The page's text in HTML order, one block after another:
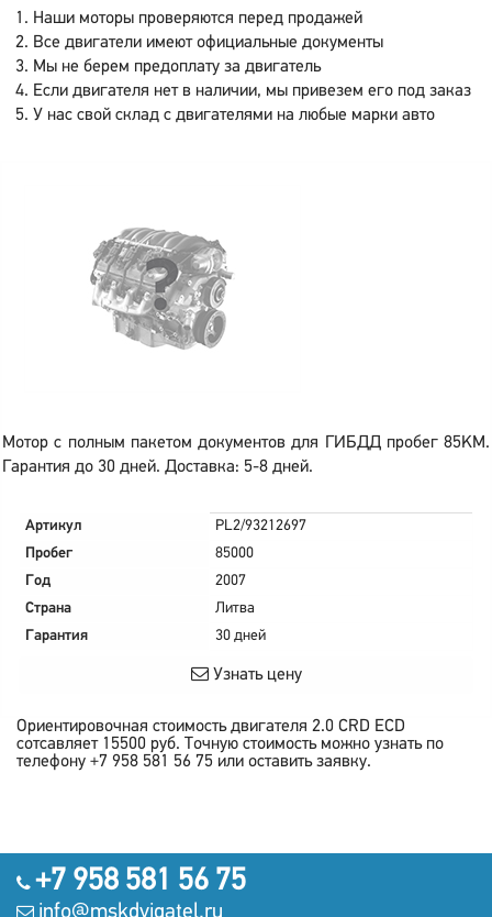
Наши моторы проверяются перед продажей
Все двигатели имеют официальные документы
Мы не берем предоплату за двигатель
Если двигателя нет в наличии, мы привезем его под заказ
У нас свой склад с двигателями на любые марки авто
Мотор с полным пакетом документов для ГИБДД пробег 85KM.
Гарантия до 30 дней. Доставка: 5-8 дней.
Артикул
PL2/93212697
Пробег
85000
Год
2007
Страна
Литва
Гарантия
30 дней
Узнать цену
Ориентировочная стоимость двигателя 2.0 CRD ECD
сотсавляет 15500 руб.
Точную стоимость можно узнать по
телефону +7 958 581 56 75 или оставить заявку.
+7 958 581 56 75
info@mskdvigatel.ru